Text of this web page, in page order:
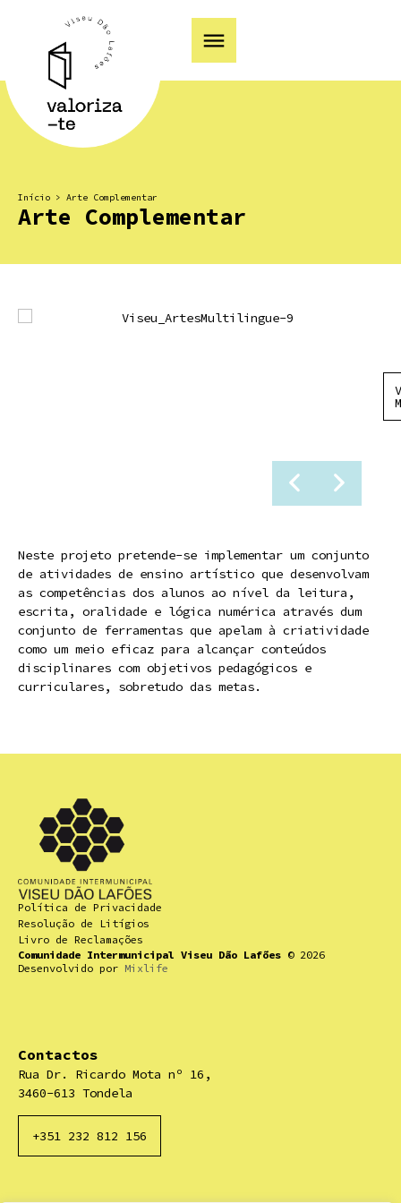
Início > Arte Complementar
Arte Complementar
Neste projeto pretende-se implementar um conjunto
de atividades de ensino artístico que desenvolvam
as competências dos alunos ao nível da leitura,
escrita, oralidade e lógica numérica através dum
conjunto de ferramentas que apelam à criatividade
como um meio eficaz para alcançar conteúdos
disciplinares com objetivos pedagógicos e
curriculares, sobretudo das metas.
Política de Privacidade
Resolução de Litígios
Livro de Reclamações
Comunidade Intermunicipal Viseu Dão Lafões © 2026
Desenvolvido por Mixlife
Contactos
Rua Dr. Ricardo Mota nº 16,
3460-613 Tondela
+351 232 812 156